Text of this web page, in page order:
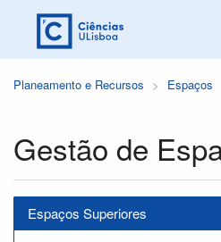
Planeamento e Recursos Espaços
Gestão de
Espaços Superiores